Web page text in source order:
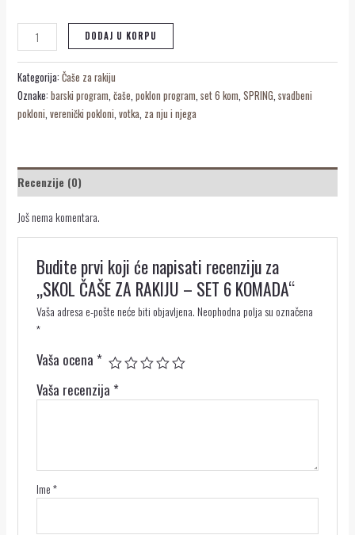
DODAJ U KORPU
Kategorija: Čaše za rakiju
Oznake: barski program čaše poklon program set 6 kom SPRING svadbeni
pokloni verenički pokloni votka za nju i njega
Recenzije (0)
Još nema komentara.
Budite prvi koji će napisati recenziju za
„SKOL ČAŠE ZA RAKIJU – SET 6 KOMADA“
Vaša adresa e-pošte neće biti objavljena. Neophodna polja su označena
*
Vaša ocena *
Vaša recenzija *
Ime*